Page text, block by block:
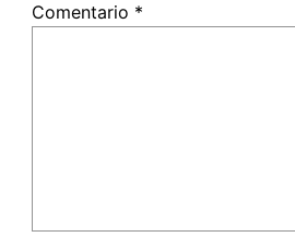
Comentario *